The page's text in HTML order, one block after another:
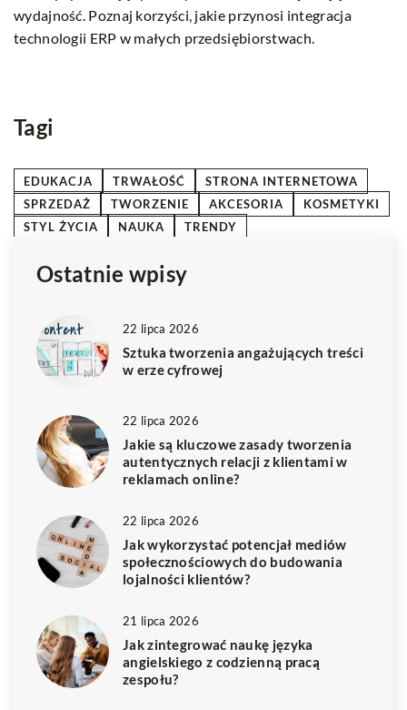
wydajność. Poznaj korzyści, jakie przynosi integracja
technologii ERP w małych przedsiębiorstwach.
Tagi
EDUKACJA TRWAŁOŚĆ
STRONA INTERNETOWA
SPRZEDAŻ
TWORZENIE AKCESORIA
KOSMETYKI
STYL ŻYCIA
NAUKA TRENDY
Ostatnie wpisy
22 lipca 2026
Sztuka tworzenia angażujących treści
w erze cyfrowej
22 lipca 2026
Jakie są kluczowe zasady tworzenia
autentycznych relacji z klientami w
reklamach online?
22 lipca 2026
Jak wykorzystać potencjał mediów
społecznościowych do budowania
lojalności klientów?
21 lipca 2026
Jak zintegrować naukę języka
angielskiego z codzienną pracą
zespołu?